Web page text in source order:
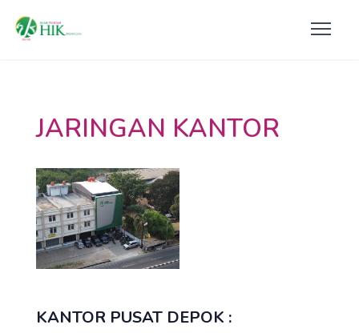
JARINGAN KANTOR
KANTOR PUSAT DEPOK :